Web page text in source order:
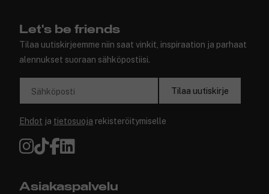
Let's be friends
Tilaa uutiskirjeemme niin saat vinkit, inspiraation ja parhaat
alennukset suoraan sähköpostiisi.
Sähköposti Tilaa uutiskirje
Ehdot ja tietosuoja rekisteröitymiselle
Asiakaspalvelu